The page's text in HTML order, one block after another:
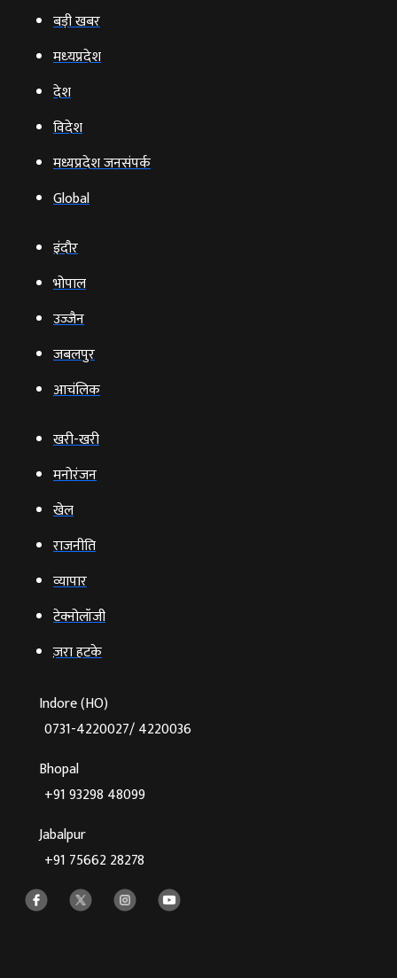
बड़ी खबर
मध्‍यप्रदेश
देश
विदेश
मध्यप्रदेश जनसंपर्क
Global
इंदौर
भोपाल
उज्‍जैन
जबलपुर
आचंलिक
खरी-खरी
मनोरंजन
खेल
राजनीति
व्‍यापार
टेक्‍नोलॉजी
ज़रा हटके
Indore (HO)
0731-4220027/ 4220036
Bhopal
+91 93298 48099
Jabalpur
+91 75662 28278